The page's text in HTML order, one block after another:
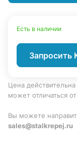
Есть в наличии
Запросить
Цена
может отличаться
Вы можете
sales@stalkrepej.ru